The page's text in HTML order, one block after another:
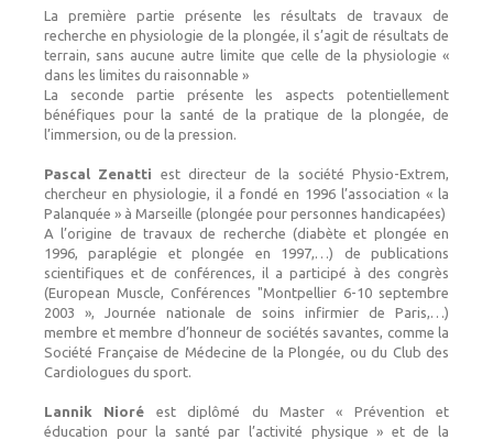
La première partie présente les résultats de travaux de
recherche en physiologie de la plongée, il s’agit de résultats de
terrain, sans aucune autre limite que celle de la physiologie «
dans les limites du raisonnable »
La seconde partie présente les aspects potentiellement
bénéfiques pour la santé de la pratique de
la plongée, de
l’immersion, ou de la pression.
Pascal Zenatti est directeur de la société Physio-Extrem,
chercheur en physiologie, il a fondé en 1996 l’association « la
Palanquée » à Marseille (plongée pour personnes handicapées)
A l’origine de travaux de recherche (diabète et plongée en
1996, paraplégie et plongée en 1997,…) de publications
scientifiques et de conférences, il a participé à des congrès
(European Muscle, Conférences "Montpellier 6-10 septembre
2003 », Journée nationale de soins infirmier de Paris,…)
membre et membre d’honneur de sociétés savantes, comme la
Société Française de Médecine de la Plongée, ou du Club des
Cardiologues du sport.
Lannik Nioré est diplômé du Master « Prévention et
éducation pour la santé par l’activité physique » et de la